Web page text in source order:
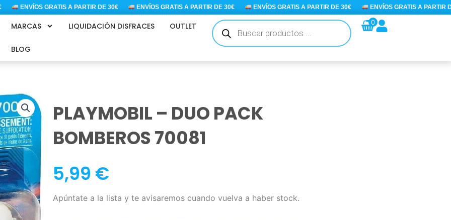
ENVÍOS GRATIS A PARTIR DE 30€ ENVÍOS GRATIS A PARTIR DE 30€ ENVÍOS GRATIS A PARTIR DE 30€ ENVÍOS GRATIS A PARTIR DE
MARCAS LIQUIDACIÓN DISFRACES OUTLET
BLOG
Búsqueda
de
productos
0
PLAYMOBIL – DUO PACK
BOMBEROS 70081
5,99 €
Apúntate a la lista y te avisaremos cuando vuelva a haber stock.